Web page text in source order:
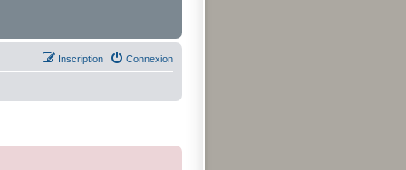
Connexion
Inscription